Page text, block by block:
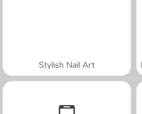
Stylish Nail Art